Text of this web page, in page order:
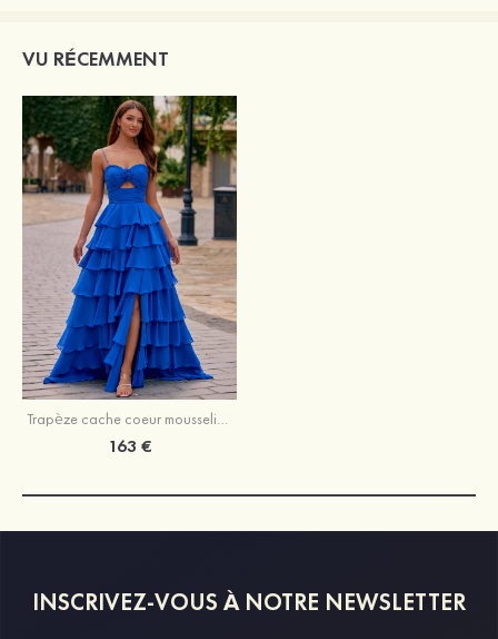
VU RÉCEMMENT
Trapèze cache coeur mousseline traîne balayage robe de bal avec fleurs trou de serrure
163 €
INSCRIVEZ-VOUS À NOTRE NEWSLETTER